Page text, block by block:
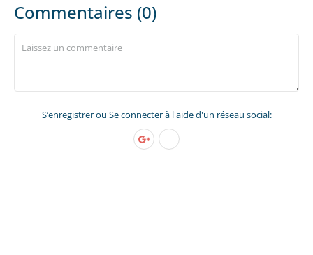
Commentaires (0)
S’enregistrerou Se connecter à l'aide d'un réseau social: